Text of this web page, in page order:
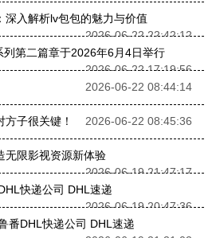
深入解析lv包包的魅力与价值
2026-06-22 22:42:12
第二篇章于2026年6月4日举行
2026-06-22 17:19:56
2026-06-22 08:44:14
子很关键！ 2026-06-22 08:45:36
无限影视资源新体验
2026-06-19 21:47:17
快递公司 DHL速递
2026-06-19 20:47:36
番DHL快递公司 DHL速递